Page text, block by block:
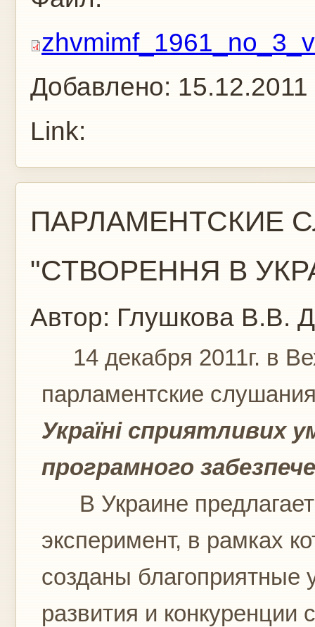
Добавлено: 15.12.2011
Link:
ПАРЛАМЕНТСКИЕ
"СТВОРЕННЯ В
Автор: Глушкова В.В.
14 декабря 2011г. в
парламентские
Україні сприятливих
програмного
В Украине
эксперимент, в рамках
созданы благоприятные
развития и